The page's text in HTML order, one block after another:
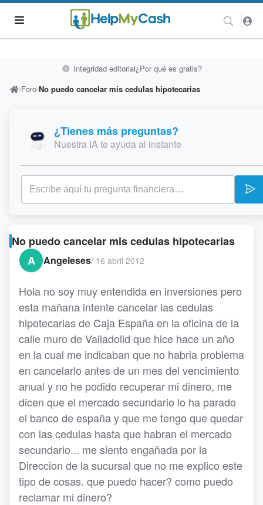
Integridad editorial¿Por qué es gratis?
Foro No puedo cancelar mis cedulas hipotecarias
¿Tienes más preguntas?
Nuestra IA te ayuda al instante
No puedo cancelar mis cedulas hipotecarias
A
Angeleses/ 16 abril 2012
Hola no soy muy entendida en inversiones pero
esta mañana intente cancelar las cedulas
hipotecarias de Caja España en la oficina de la
calle muro de Valladolid que hice hace un año
en la cual me indicaban que no habria problema
en cancelarlo antes de un mes del vencimiento
anual y no he podido recuperar mi dinero, me
dicen que el mercado secundario lo ha parado
el banco de españa y que me tengo que quedar
con las cedulas hasta que habran el mercado
secundario... me siento engañada por la
Direccion de la sucursal que no me explico este
tipo de cosas. que puedo hacer? como puedo
reclamar mi dinero?